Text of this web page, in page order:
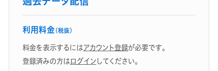
利用料金 （税抜）
料金を表示するにはアカウント登録が必要です。
登録済みの方はログインしてください。